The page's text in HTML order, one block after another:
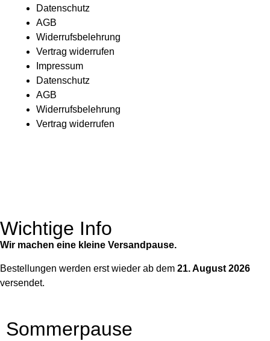
Datenschutz
AGB
Widerrufsbelehrung
Vertrag widerrufen
Impressum
Datenschutz
AGB
Widerrufsbelehrung
Vertrag widerrufen
Wichtige Info
Wir machen eine kleine Versandpause.
Bestellungen werden erst wieder ab dem 21. August 2026
versendet.
Sommerpause